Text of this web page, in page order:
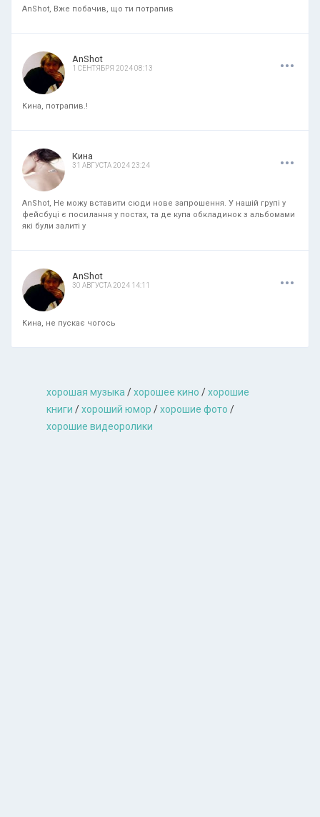
AnShot, Вже побачив, що ти потрапив
AnShot
1 СЕНТЯБРЯ 2024 08:13 ...
Кина, потрапив.!
Кина
31 АВГУСТА 2024 23:24 ...
AnShot, Не можу вставити сюди нове запрошення. У нашій групі у
фейсбуці є посилання у постах, та де купа обкладинок з альбомами
які були залиті у
AnShot
30 АВГУСТА 2024 14:11 ...
Кина, не пускає чогось
хорошая музыкa /хорошее кино /хорошие
книги /хороший юмор /хорошие фото /
хорошие видеоролики